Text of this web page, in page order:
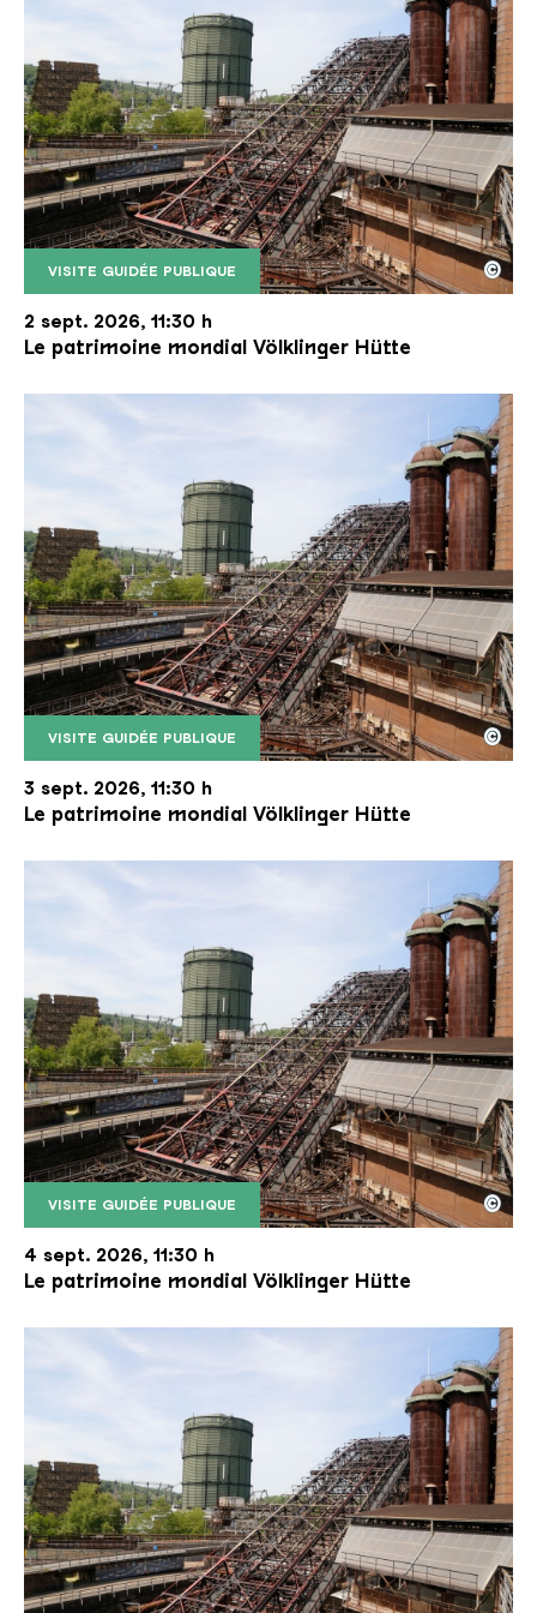
VISITE GUIDÉE PUBLIQUE
Le monte-charge incliné de la Völklinger Hütte
Copyright: Weltkulturerbe Völklinger Hütte | Karl
©
2 sept. 2026, 11:30 h
Le patrimoine mondial Völklinger Hütte
VISITE GUIDÉE PUBLIQUE
Le monte-charge incliné de la Völklinger Hütte
Copyright: Weltkulturerbe Völklinger Hütte | Karl
©
3 sept. 2026, 11:30 h
Le patrimoine mondial Völklinger Hütte
VISITE GUIDÉE PUBLIQUE
Le monte-charge incliné de la Völklinger Hütte
Copyright: Weltkulturerbe Völklinger Hütte | Karl
©
4 sept. 2026, 11:30 h
Le patrimoine mondial Völklinger Hütte